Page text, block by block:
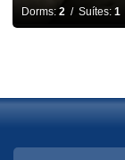
Dorms: 2 / Suítes: 1